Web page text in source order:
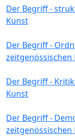
Der Begriff -
Kunst
Der Begriff -
zeitgenössischen
Der Begriff -
Kunst
Der Begriff -
zeitgenössischen